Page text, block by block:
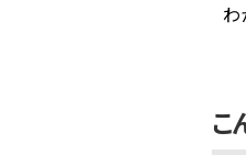
わ
こ